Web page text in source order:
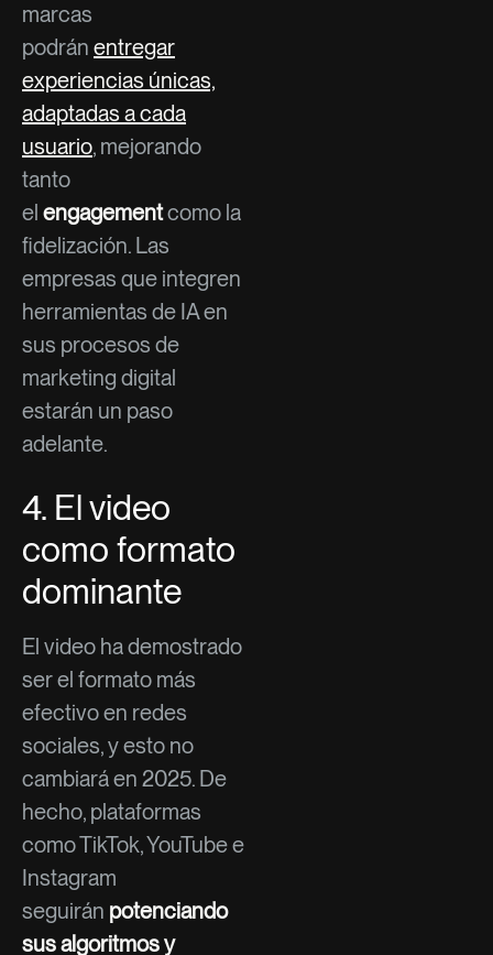
marcas
podrán entregar
experiencias únicas,
adaptadas a cada
usuario, mejorando
tanto
el engagementcomo la
fidelización. Las
empresas que integren
herramientas de IA en
sus procesos de
marketing digital
estarán un paso
adelante.
4. El video
como formato
dominante
El video ha demostrado
ser el formato más
efectivo en redes
sociales, y esto no
cambiará en 2025. De
hecho, plataformas
como TikTok, YouTube e
Instagram
seguirán potenciando
sus algoritmos y